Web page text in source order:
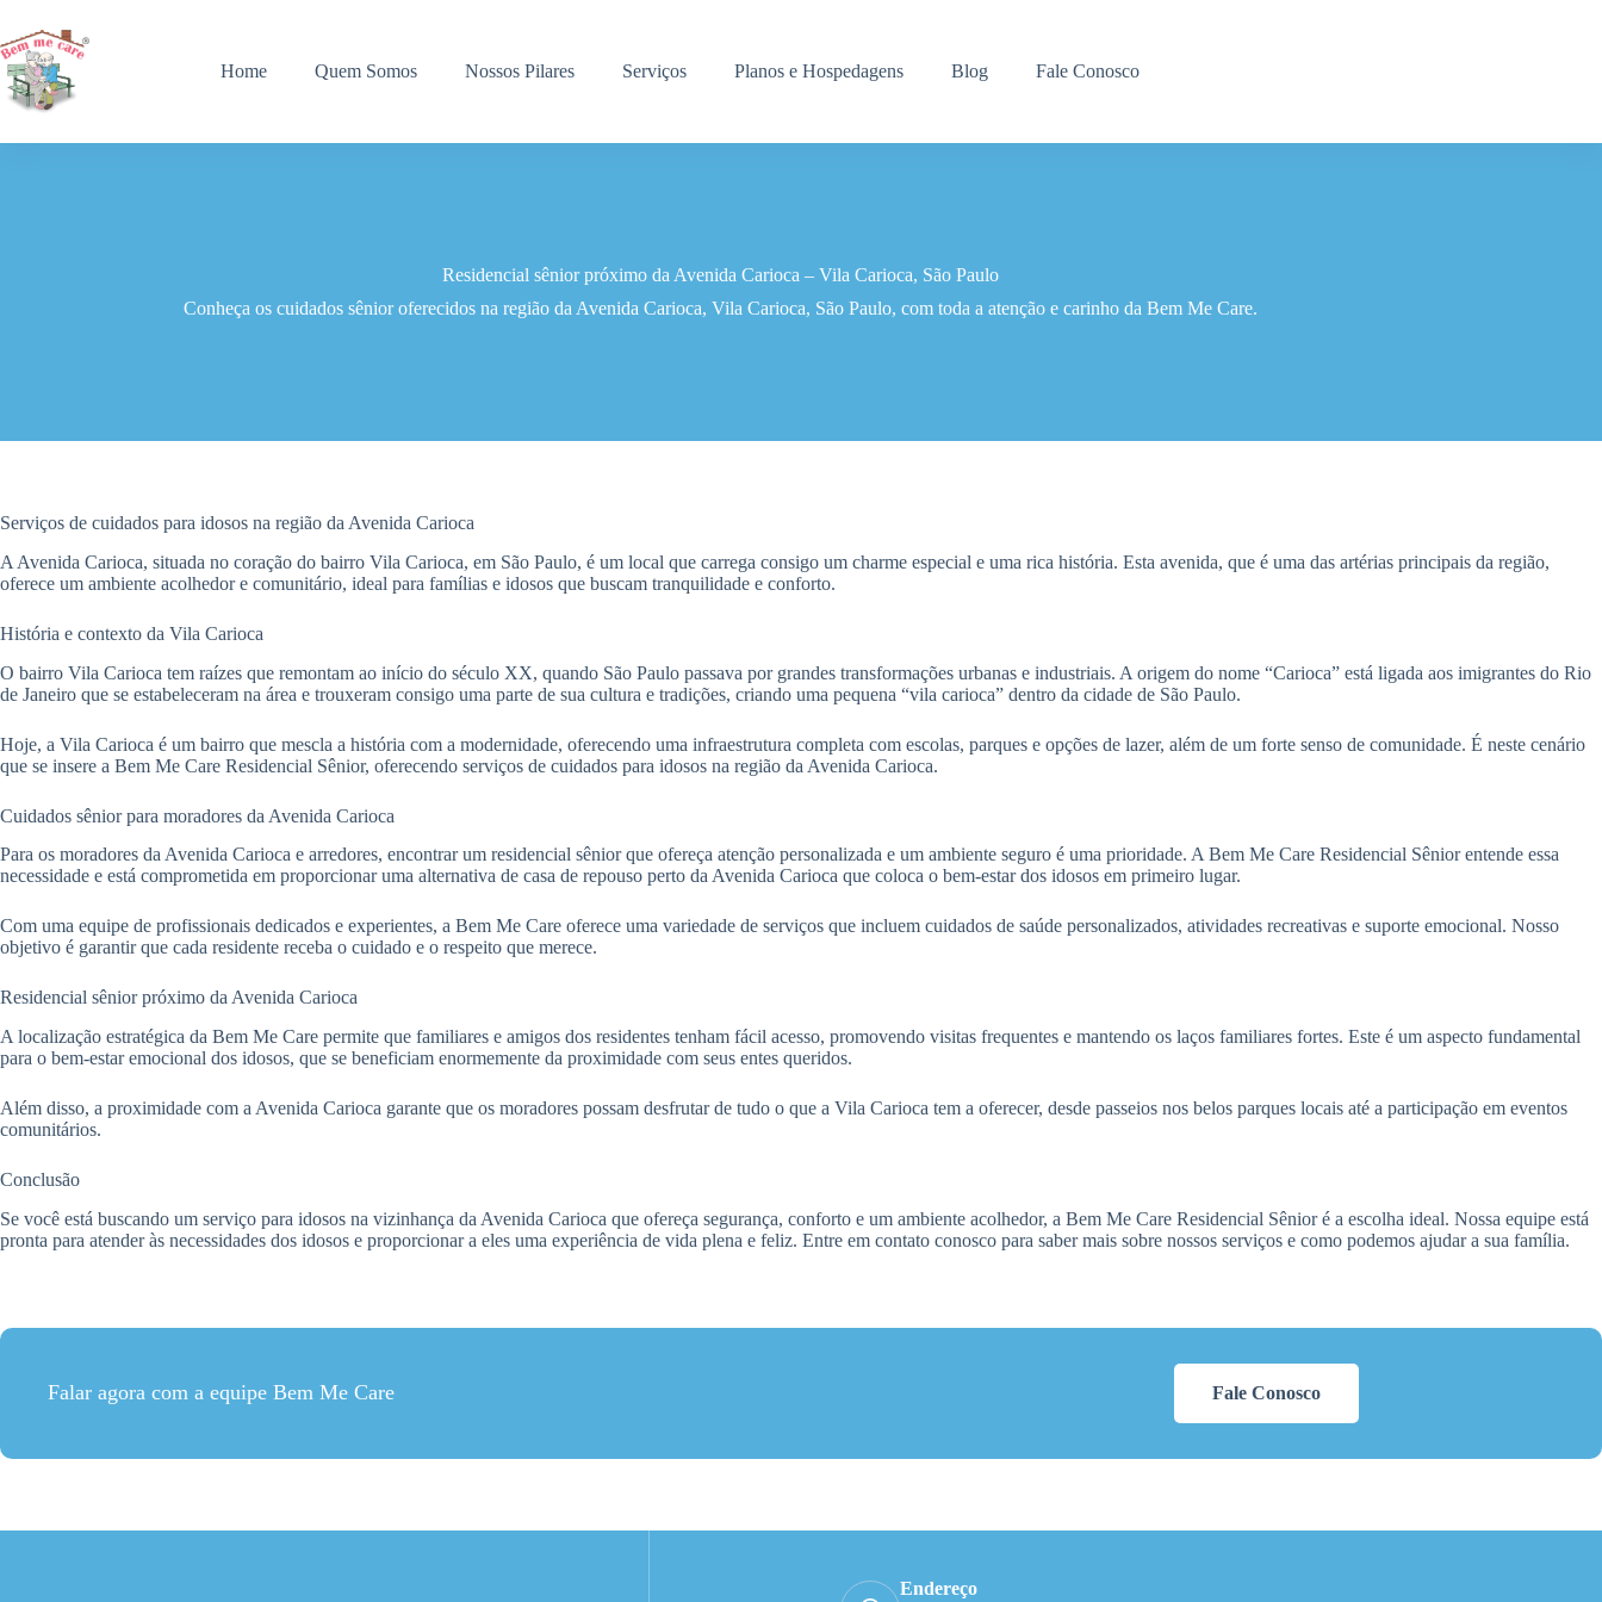
para
o
conteúdo
Home Quem Somos Nossos Pilares Serviços Planos e Hospedagens Blog Fale Conosco
Residencial sênior próximo da Avenida Carioca – Vila Carioca, São Paulo
Conheça os cuidados sênior oferecidos na região da Avenida Carioca, Vila Carioca, São Paulo, com toda a atenção e carinho da Bem Me Care.
Serviços de cuidados para idosos na região da Avenida Carioca
A Avenida Carioca, situada no coração do bairro Vila Carioca, em São Paulo, é um local que carrega consigo um charme especial e uma rica história. Esta avenida, que é uma das artérias principais da região,
oferece um ambiente acolhedor e comunitário, ideal para famílias e idosos que buscam tranquilidade e conforto.
História e contexto da Vila Carioca
O bairro Vila Carioca tem raízes que remontam ao início do século XX, quando São Paulo passava por grandes transformações urbanas e industriais. A origem do nome “Carioca” está ligada aos imigrantes do Rio
de Janeiro que se estabeleceram na área e trouxeram consigo uma parte de sua cultura e tradições, criando uma pequena “vila carioca” dentro da cidade de São Paulo.
Hoje, a Vila Carioca é um bairro que mescla a história com a modernidade, oferecendo uma infraestrutura completa com escolas, parques e opções de lazer, além de um forte senso de comunidade. É neste cenário
que se insere a Bem Me Care Residencial Sênior, oferecendo serviços de cuidados para idosos na região da Avenida Carioca.
Cuidados sênior para moradores da Avenida Carioca
Para os moradores da Avenida Carioca e arredores, encontrar um residencial sênior que ofereça atenção personalizada e um ambiente seguro é uma prioridade. A Bem Me Care Residencial Sênior entende essa
necessidade e está comprometida em proporcionar uma alternativa de casa de repouso perto da Avenida Carioca que coloca o bem-estar dos idosos em primeiro lugar.
Com uma equipe de profissionais dedicados e experientes, a Bem Me Care oferece uma variedade de serviços que incluem cuidados de saúde personalizados, atividades recreativas e suporte emocional. Nosso
objetivo é garantir que cada residente receba o cuidado e o respeito que merece.
Residencial sênior próximo da Avenida Carioca
A localização estratégica da Bem Me Care permite que familiares e amigos dos residentes tenham fácil acesso, promovendo visitas frequentes e mantendo os laços familiares fortes. Este é um aspecto fundamental
para o bem-estar emocional dos idosos, que se beneficiam enormemente da proximidade com seus entes queridos.
Além disso, a proximidade com a Avenida Carioca garante que os moradores possam desfrutar de tudo o que a Vila Carioca tem a oferecer, desde passeios nos belos parques locais até a participação em eventos
comunitários.
Conclusão
Se você está buscando um serviço para idosos na vizinhança da Avenida Carioca que ofereça segurança, conforto e um ambiente acolhedor, a Bem Me Care Residencial Sênior é a escolha ideal. Nossa equipe está
pronta para atender às necessidades dos idosos e proporcionar a eles uma experiência de vida plena e feliz. Entre em contato conosco para saber mais sobre nossos serviços e como podemos ajudar a sua família.
Falar agora com a equipe Bem Me Care Fale Conosco
Endereço